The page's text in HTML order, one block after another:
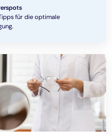
für die optimale